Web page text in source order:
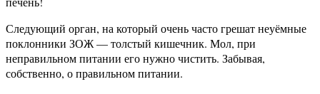
Следующий орган, на который очень часто грешат неуёмные
поклонники ЗОЖ — толстый кишечник. Мол, при
неправильном питании его нужно чистить. Забывая,
собственно, о правильном питании.